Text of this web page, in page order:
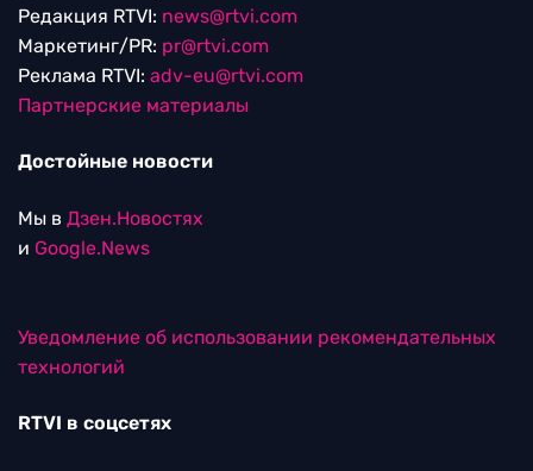
Редакция RTVI: news@rtvi.com
Маркетинг/PR: pr@rtvi.com
Реклама RTVI: adv-eu@rtvi.com
Партнерские материалы
Достойные новости
Мы в Дзен.Новостях
и Google.News
Уведомление об использовании рекомендательных
технологий
RTVI в соцсетях